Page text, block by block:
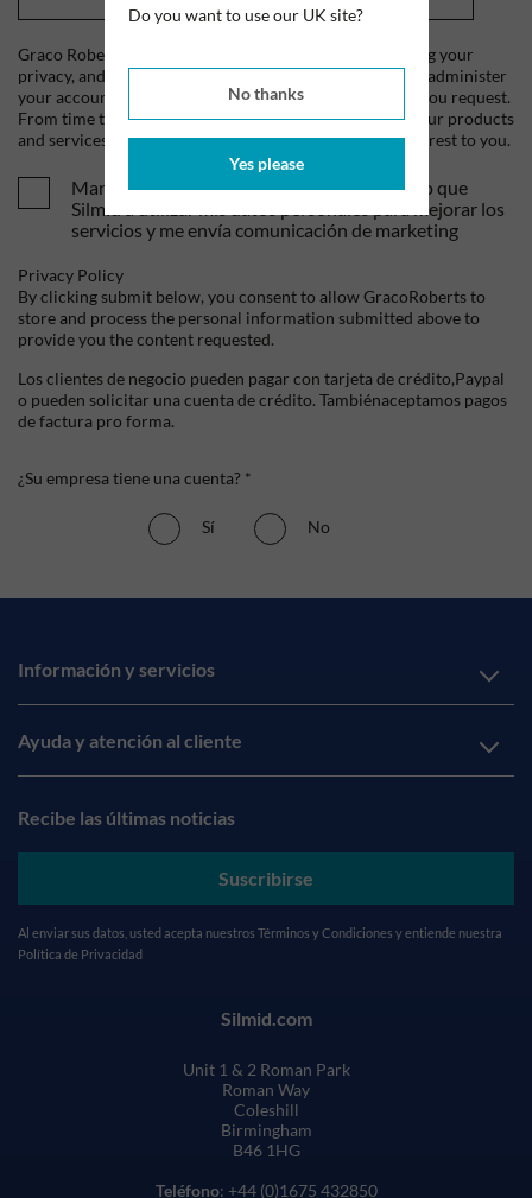
Do you want to use our UK site?
No thanks
Yes please
Graco Roberts is committed to protecting and respecting your
privacy, and we'll only use your personal information to administer
your account and to provide the products and services you request.
From time to time, we would like to contact you about our products
and services, as well as other content that may be of interest to you.
Mandame tus ofertas y novedades. Entiendo que
Silmid a utilizar mis datos personales para mejorar los
servicios y me envía comunicación de marketing
Privacy Policy
By clicking submit below, you consent to allow GracoRoberts to
store and process the personal information submitted above to
provide you the content requested.
Los clientes de negocio pueden pagar con tarjeta de crédito,Paypal
o pueden solicitar una cuenta de crédito. Tambiénaceptamos pagos
de factura pro forma.
¿Su empresa tiene una cuenta? *
Sí No
Información y servicios
Ayuda y atención al cliente
Recibe las últimas noticias
Suscribirse
Al enviar sus datos, usted acepta nuestros Términos y Condiciones y entiende nuestra
Política de Privacidad
Silmid.com
Unit 1 & 2 Roman Park
Roman Way
Coleshill
Birmingham
B46 1HG
Teléfono: +44 (0)1675 432850